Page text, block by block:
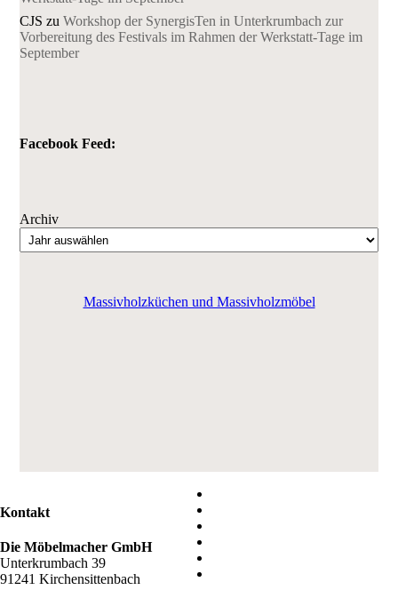
CJS zuWorkshop der SynergisTen in Unterkrumbach zur
Vorbereitung des Festivals im Rahmen der Werkstatt-Tage im
September
Facebook Feed:
Archiv
Massivholzküchen und Massivholzmöbel
Kontakt
Die Möbelmacher GmbH
Unterkrumbach 39
91241 Kirchensittenbach